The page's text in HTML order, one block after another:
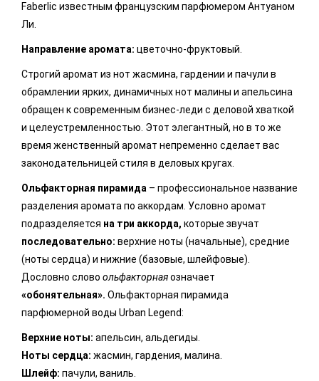
Faberlic известным французским парфюмером Антуаном
Ли.
Направление аромата: цветочно-фруктовый.
Строгий аромат из нот жасмина, гардении и пачули в
обрамлении ярких, динамичных нот малины и апельсина
обращен к современным бизнес-леди с деловой хваткой
и целеустремленностью. Этот элегантный, но в то же
время женственный аромат непременно сделает вас
законодательницей стиля в деловых кругах.
Ольфакторная пирамида – профессиональное название
разделения аромата по аккордам. Условно аромат
подразделяется на три аккорда, которые звучат
последовательно: верхние ноты (начальные), средние
(ноты сердца) и нижние (базовые, шлейфовые).
Дословно слово ольфакторнаяозначает
«обонятельная». Ольфактoрная пирамида
парфюмерной воды Urban Legend:
Верхние ноты: апельсин, альдегиды.
Ноты сердца: жасмин, гардения, малина.
Шлейф: пачули, ваниль.